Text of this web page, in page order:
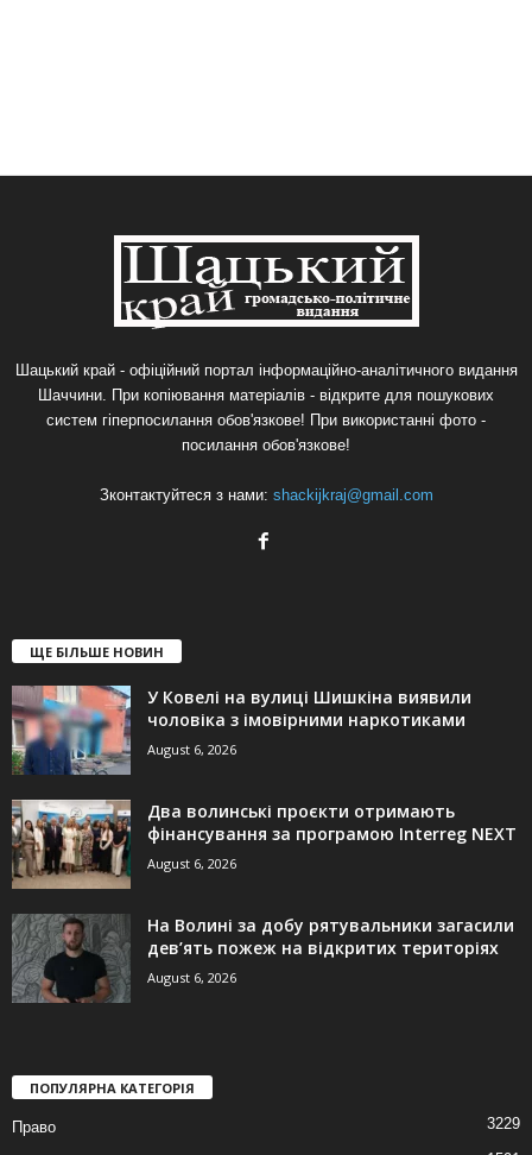
Шацький край - офіційний портал інформаційно-аналітичного видання
Шаччини. При копіювання матеріалів - відкрите для пошукових
систем гіперпосилання обов'язкове! При використанні фото -
посилання обов'язкове!
Зконтактуйтеся з нами: shackijkraj@gmail.com
ЩЕ БІЛЬШЕ НОВИН
У Ковелі на вулиці Шишкіна виявили
чоловіка з імовірними наркотиками
August 6, 2026
Два волинські проєкти отримають
фінансування за програмою Interreg NEXT
August 6, 2026
На Волині за добу рятувальники загасили
дев’ять пожеж на відкритих територіях
August 6, 2026
ПОПУЛЯРНА КАТЕГОРІЯ
Право 3229